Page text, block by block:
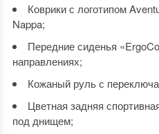
Коврики с логотипом
Nappa;
Передние сиденья
направлениях;
Кожаный руль с
Цветная задняя
под днищем;